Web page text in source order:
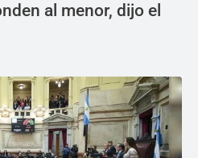
al menor, dijo el